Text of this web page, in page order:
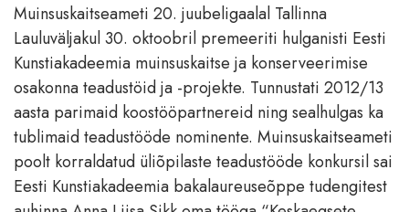
Muinsuskaitseameti 20. juubeligaalal Tallinna
Lauluväljakul 30. oktoobril premeeriti hulganisti Eesti
Kunstiakadeemia muinsuskaitse ja konserveerimise
osakonna teadustöid ja -projekte. Tunnustati 2012/13
aasta parimaid koostööpartnereid ning sealhulgas ka
tublimaid teadustööde nominente. Muinsuskaitseameti
poolt korraldatud üliõpilaste teadustööde konkursil sai
Eesti Kunstiakadeemia bakalaureuseõppe tudengitest